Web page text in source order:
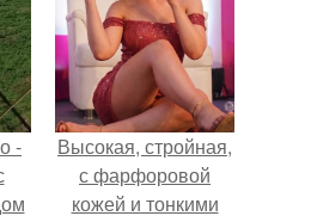
-
Высокая, стройная,
с фарфоровой
кожей и тонкими